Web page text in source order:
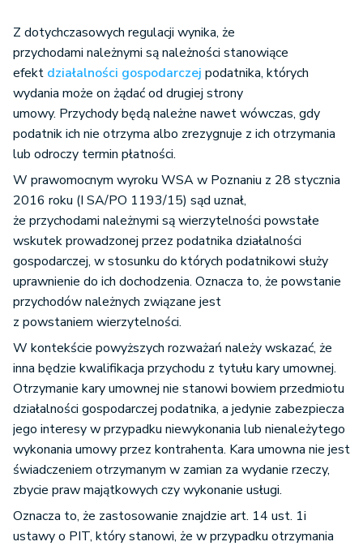
Z dotychczasowych regulacji wynika, że
przychodami należnymi są należności stanowiące
efekt działalności gospodarczej podatnika, których
wydania może on żądać od drugiej strony
umowy. Przychody będą należne nawet wówczas, gdy
podatnik ich nie otrzyma albo zrezygnuje z ich otrzymania
lub odroczy termin płatności.
W prawomocnym wyroku WSA w Poznaniu z 28 stycznia
2016 roku (I SA/PO 1193/15) sąd uznał,
że przychodami należnymi są wierzytelności powstałe
wskutek prowadzonej przez podatnika działalności
gospodarczej, w stosunku do których podatnikowi służy
uprawnienie do ich dochodzenia. Oznacza to, że powstanie
przychodów należnych związane jest
z powstaniem wierzytelności.
W kontekście powyższych rozważań należy wskazać, że
inna będzie kwalifikacja przychodu z tytułu kary umownej.
Otrzymanie kary umownej nie stanowi bowiem przedmiotu
działalności gospodarczej podatnika, a jedynie zabezpiecza
jego interesy w przypadku niewykonania lub nienależytego
wykonania umowy przez kontrahenta. Kara umowna nie jest
świadczeniem otrzymanym w zamian za wydanie rzeczy,
zbycie praw majątkowych czy wykonanie usługi.
Oznacza to, że zastosowanie znajdzie art. 14 ust. 1i
ustawy o PIT, który stanowi, że w przypadku otrzymania